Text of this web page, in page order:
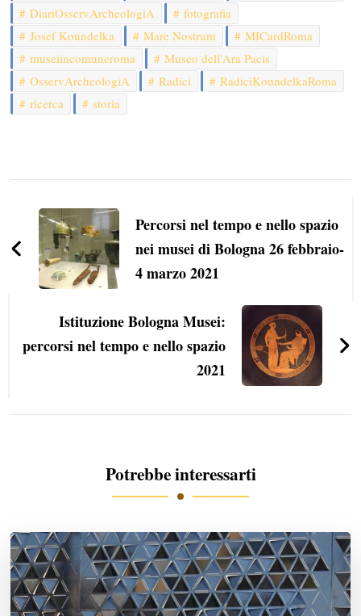
DiariOsservArcheologiA
fotografia
Josef Koundelka
Mare Nostrum
MICardRoma
museiincomuneroma
Museo dell'Ara Pacis
OsservArcheologiA
Radici
RadiciKoundelkaRoma
ricerca
storia
articoli
Percorsi nel tempo e nello spazio
nei musei di Bologna 26 febbraio-
4 marzo 2021
Istituzione Bologna Musei:
percorsi nel tempo e nello spazio
2021
Potrebbe interessarti